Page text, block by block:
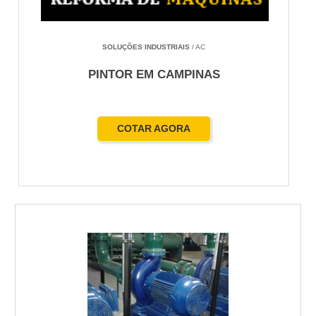
interna, externa, texturização e reparos. Saiba
Pintor em Tupã para cada necessidade específica.
E ACABAMENTO
acrílico nas áreas molhadas. Você recebe
orçamento com indicação de rendimento por metro
quadrado e prazo, além de opção de amostras de
cor aplicadas em parede.
SOLUÇÕES INDUSTRIAIS / AC
PINTOR EM CAMPINAS
COTAR AGORA